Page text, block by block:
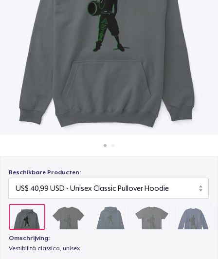
Verkoop overal
Verkoop alles
Beschikbare Producten:
Omschrijving:
Vestibilità classica, unisex
Unisex Premium Pullover Hoodie
Unisex Classic Crewneck Sweatshirt
US$ 32,99
Women's Classic Tee
US$ 44,99
Tru transfer Printed Premium Tee
US$ 29,99
US$ 27,99